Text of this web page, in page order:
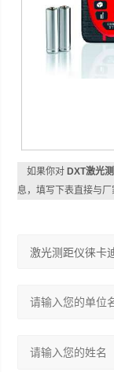
如果你对 DXT激光
息，填写下表直接与厂